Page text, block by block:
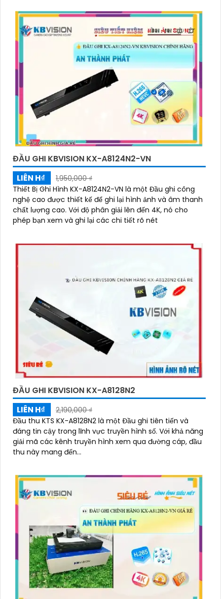
ĐẦU GHI KBVISION KX-A8124N2-VN
LIÊN H₫
1,950,000 ₫
Thiết Bị Ghi Hình KX-A8124N2-VN là một Đầu ghi công
nghệ cao được thiết kế để ghi lại hình ảnh và âm thanh
chất lượng cao. Với độ phân giải lên đến 4K, nó cho
phép bạn xem và ghi lại các chi tiết rõ nét
ĐẦU GHI KBVISION KX-A8128N2
LIÊN H₫
2,190,000 ₫
Đầu thu KTS KX-A8128N2 là một Đầu ghi tiên tiến và
đáng tin cậy trong lĩnh vực truyền hình số. Với khả năng
giải mã các kênh truyền hình xem qua đường cáp, đầu
thu này mang đến...